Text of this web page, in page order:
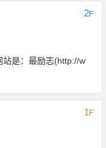
2F
站是：最励志(http://w
1F